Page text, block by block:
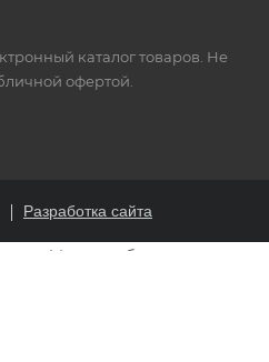
каталог товаров. Не
офертой.
Разработка сайта
cookie для обеспечения